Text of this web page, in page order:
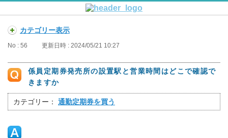
カテゴリー表示
No : 56 更新日時 : 2024/05/21 10:27
係員定期券発売所の設置駅と営業時間はどこで確認で
きますか
カテゴリー： 通勤定期券を買う